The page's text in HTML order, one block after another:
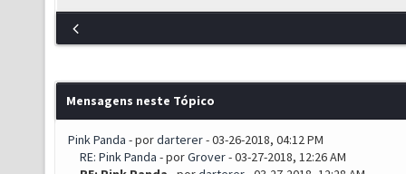
Mensagens neste Tópico
Pink Panda - pordarterer- 03-26-2018, 04:12 PM
RE: Pink Panda - porGrover- 03-27-2018, 12:26 AM